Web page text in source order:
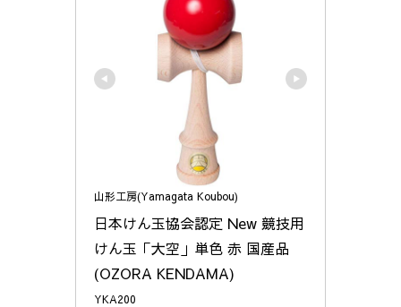
山形工房(Yamagata Koubou)
日本けん玉協会認定 New 競技用
けん玉「大空」単色 赤 国産品
(OZORA KENDAMA)
YKA200